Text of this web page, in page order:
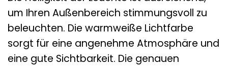
um Ihren Außenbereich stimmungsvoll zu
beleuchten. Die warmweiße Lichtfarbe
sorgt für eine angenehme Atmosphäre und
eine gute Sichtbarkeit. Die genauen